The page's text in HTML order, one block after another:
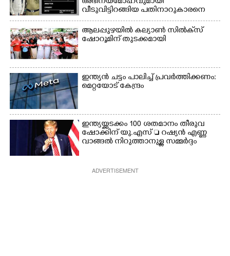
വീടുവിട്ടിറങ്ങിയ പതിനാറുകാരനെ
കണ്ടെത്തിയത് ഫിലിം സിറ്റിയിൽ
ആലപ്പുഴയിൽ കല്യാൺ സിൽക്‌സ്
ഷോറൂമിന് തുടക്കമായി
ഇന്ത്യൻ ചട്ടം പാലിച്ച് പ്രവർത്തിക്കണം:
മെറ്റയോട് കേന്ദ്രം
ഇന്ത്യയ്ക്കടക്കം 100 ശതമാനം തീരുവ
ഷോക്കിന് യു.എസ്  റഷ്യൻ എണ്ണ
വാങ്ങൽ നിറുത്താനുള്ള സമ്മർദ്ദം
ADVERTISEMENT